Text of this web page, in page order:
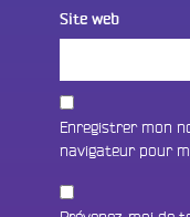
Site web
Enregistrer mon
navigateur pour